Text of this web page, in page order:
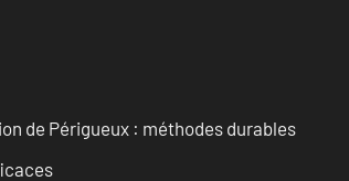
de Périgueux : méthodes durables